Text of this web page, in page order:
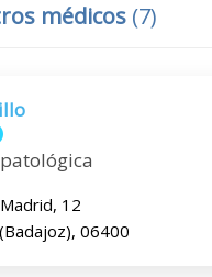
médicos (7)
12
06400